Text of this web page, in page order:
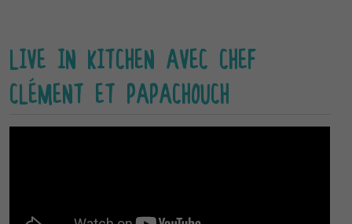
LIVE IN KITCHEN AVEC CHEF
CLÉMENT ET PAPACHOUCH